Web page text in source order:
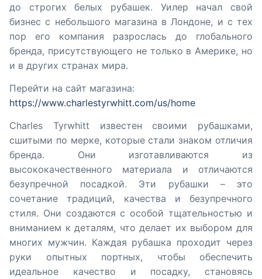
до строгих белых рубашек. Уилер начал свой
бизнес с небольшого магазина в Лондоне, и с тех
пор его компания разрослась до глобального
бренда, присутствующего не только в Америке, но
и в других странах мира.
Перейти на сайт магазина:
https://www.charlestyrwhitt.com/us/home
Charles Tyrwhitt известен своими рубашками,
сшитыми по мерке, которые стали знаком отличия
бренда. Они изготавливаются из
высококачественного материала и отличаются
безупречной посадкой. Эти рубашки – это
сочетание традиций, качества и безупречного
стиля. Они создаются с особой тщательностью и
вниманием к деталям, что делает их выбором для
многих мужчин. Каждая рубашка проходит через
руки опытных портных, чтобы обеспечить
идеальное качество и посадку, становясь